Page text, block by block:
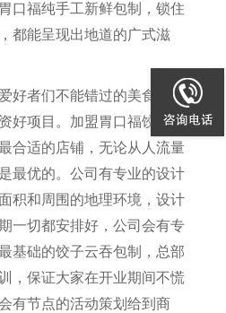
口福纯手工新鲜包制，锁住
都能呈现出地道的广式滋
好者们不能错过的美食，也
好项目。加盟胃口福饺子云
合适的店铺，无论从人流量
最优的。公司有专业的设计
积和周围的地理环境，设计
一切都安排好，公司会有专
基础的饺子云吞包制，总部
，保证大家在开业期间不慌
有节点的活动策划给到商